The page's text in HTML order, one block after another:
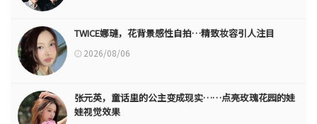
TWICE娜璉，花背景感性自拍…精致妆容引人注目
2026/08/06
张元英，童话里的公主变成现实……点亮玫瑰花园的娃
娃视觉效果